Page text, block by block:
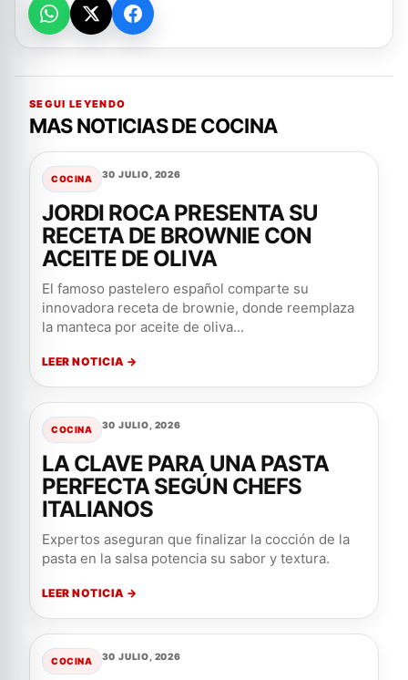
SEGUI LEYENDO
MAS NOTICIAS DE COCINA
COCINA 30 JULIO, 2026
JORDI ROCA PRESENTA SU
RECETA DE BROWNIE CON
ACEITE DE OLIVA
El famoso pastelero español comparte su
innovadora receta de brownie, donde reemplaza
la manteca por aceite de oliva...
LEER NOTICIA →
COCINA 30 JULIO, 2026
LA CLAVE PARA UNA PASTA
PERFECTA SEGÚN CHEFS
ITALIANOS
Expertos aseguran que finalizar la cocción de la
pasta en la salsa potencia su sabor y textura.
LEER NOTICIA →
COCINA 30 JULIO, 2026